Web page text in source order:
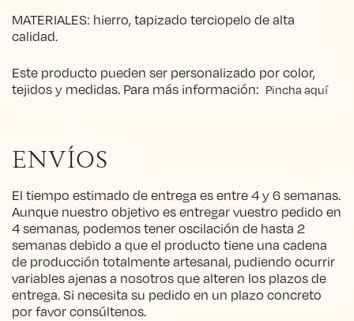
MATERIALES: hierro, tapizado terciopelo de alta
calidad.
Este producto pueden ser personalizado por color,
tejidos y medidas. Para más información: Pincha aquí
ENVÍOS
El tiempo estimado de entrega es entre 4 y 6 semanas.
Aunque nuestro objetivo es entregar vuestro pedido en
4 semanas, podemos tener oscilación de hasta 2
semanas debido a que el producto tiene una cadena
de producción totalmente artesanal, pudiendo ocurrir
variables ajenas a nosotros que alteren los plazos de
entrega. Si necesita su pedido en un plazo concreto
por favor consúltenos.